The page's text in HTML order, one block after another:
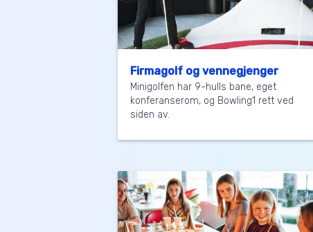
Firmagolf og vennegjenger
Minigolfen har 9-hulls bane, eget
konferanserom, og Bowling1 rett ved
siden av.